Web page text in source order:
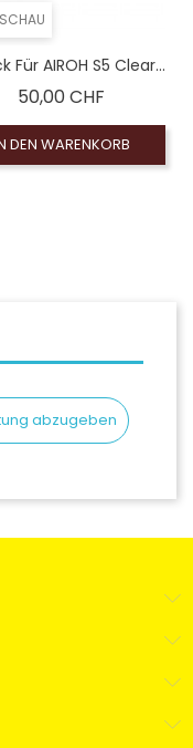
Für AIROH S5 Clear...
50,00 CHF
DEN WARENKORB
abzugeben